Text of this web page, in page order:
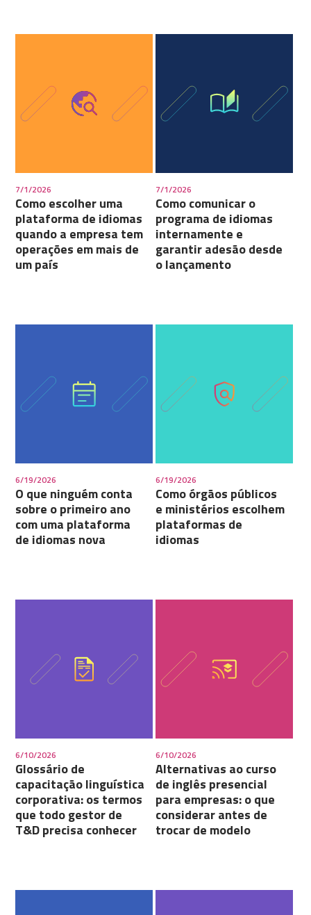
7/1/2026
Como escolher uma
plataforma de idiomas
quando a empresa tem
operações em mais de
um país
7/1/2026
Como comunicar o
programa de idiomas
internamente e
garantir adesão desde
o lançamento
6/19/2026
O que ninguém conta
sobre o primeiro ano
com uma plataforma
de idiomas nova
6/19/2026
Como órgãos públicos
e ministérios escolhem
plataformas de
idiomas
6/10/2026
Glossário de
capacitação linguística
corporativa: os termos
que todo gestor de
T&D precisa conhecer
6/10/2026
Alternativas ao curso
de inglês presencial
para empresas: o que
considerar antes de
trocar de modelo